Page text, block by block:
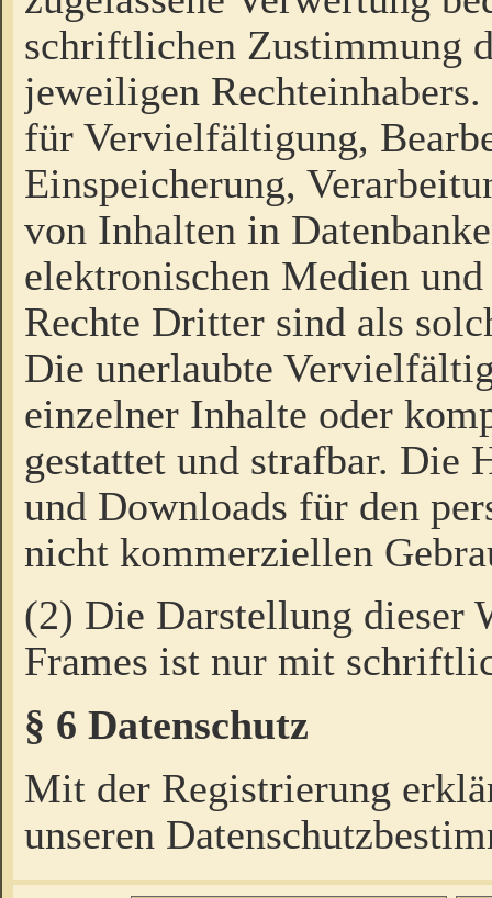
schriftlichen Zustimmung
jeweiligen
für Vervielfältigung,
Einspeicherung,
von Inhalten in
elektronischen Medien
Rechte Dritter sind als
Die unerlaubte
einzelner Inhalte oder
gestattet und strafbar. Die
und Downloads für den
nicht kommerziellen
(2) Die Darstellung dieser
Frames ist nur mit
§ 6 Datenschutz
Mit der Registrierung
unseren